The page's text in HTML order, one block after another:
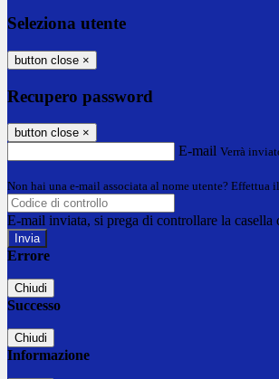
Seleziona utente
button close ×
Recupero password
button close ×
E-mail Verrà
Non hai una e-mail associata al nome utente? Effettua
E-mail inviata, si prega di controllare la casella
Errore
Chiudi
Successo
Chiudi
Informazione